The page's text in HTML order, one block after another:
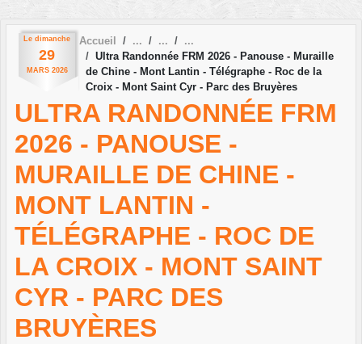
Le dimanche
29
MARS 2026
Accueil
Ultra Randonnée FRM 2026 - Panouse - Muraille
de Chine - Mont Lantin - Télégraphe - Roc de la
Croix - Mont Saint Cyr - Parc des Bruyères
ULTRA RANDONNÉE FRM
2026 - PANOUSE -
MURAILLE DE CHINE -
MONT LANTIN -
TÉLÉGRAPHE - ROC DE
LA CROIX - MONT SAINT
CYR - PARC DES
BRUYÈRES